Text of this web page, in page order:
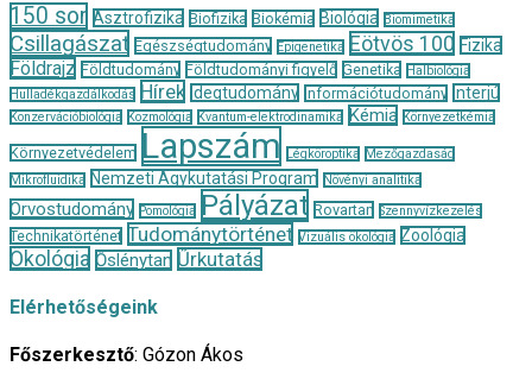
150 sor Asztrofizika Biofizika Biokémia Biológia Biomimetika
Csillagászat Egészségtudomány Epigenetika Eötvös 100 Fizika
Földrajz Földtudomány Földtudományi figyelő Genetika
Halbiológia
Hulladékgazdálkodás
Hírek Idegtudomány Információtudomány Interjú
Konzervációbiológia Kozmológia Kvantum-elektrodinamika Kémia Környezetkémia
Környezetvédelem Lapszám Légköroptika
Mezőgazdaság
Mikrofluidika
Nemzeti Agykutatási Program Növényi analitika
Orvostudomány Pomológia Pályázat Rovartan Szennyvízkezelés
Technikatörténet Tudománytörténet Vizuális ökológia Zoológia
Ökológia Őslénytan Űrkutatás
Elérhetőségeink
Főszerkesztő: Gózon Ákos